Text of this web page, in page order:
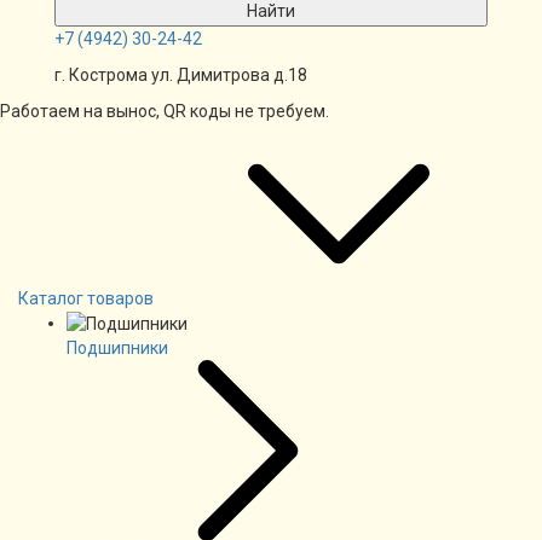
Найти
+7(4942) 30-24-42
г. Кострома ул. Димитрова д.18
Работаем на вынос, QR коды не требуем.
Каталог товаров
Подшипники